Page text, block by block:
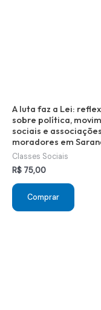
A luta faz a Lei:
sobre política,
sociais e
moradores em
Classes Sociais
R$ 75,00
Comprar